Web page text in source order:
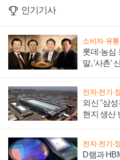
인기기사
소비자·유통
롯데·농심
말, '사촌'
전자·전기·
외신 "삼
현지 생산
전자·전기·
D램과